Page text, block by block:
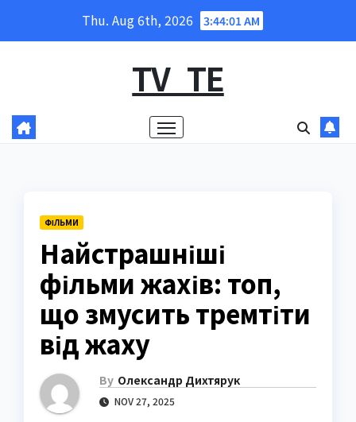
Thu. Aug 6th, 2026 3:44:02 AM
TV_TE
ФІЛЬМИ
Найстрашніші
фільми жахів: топ,
що змусить тремтіти
від жаху
By Олександр Дихтярук
NOV 27, 2025